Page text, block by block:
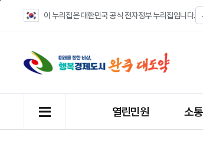
이 누리집은 대한민국 공식 전자정부 누리집입니다.
열린민원 소